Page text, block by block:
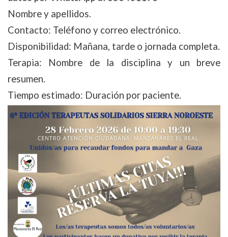
Nombre y apellidos.
Contacto: Teléfono y correo electrónico.
Disponibilidad: Mañana, tarde o jornada completa.
Terapia: Nombre de la disciplina y un breve
resumen.
Tiempo estimado: Duración por paciente.